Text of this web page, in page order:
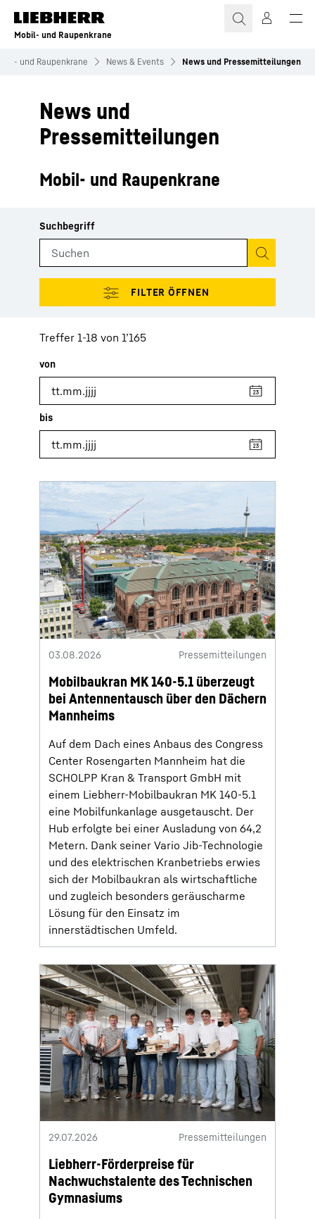
Zum Inhalt springen
Mobil- und Raupenkrane
und Raupenkrane News & Events News und Pressemitteilungen
News und
Pressemitteilungen
Mobil- und Raupenkrane
Suche
Treffer 1-18 von 1’165
03.08.2026 Pressemitteilungen
Mobilbaukran MK 140-5.1 überzeugt
bei Antennentausch über den Dächern
Mannheims
Auf dem Dach eines Anbaus des Congress
Center Rosengarten Mannheim hat die
SCHOLPP Kran & Transport GmbH mit
einem Liebherr-Mobilbaukran MK 140-5.1
eine Mobilfunkanlage ausgetauscht. Der
Hub erfolgte bei einer Ausladung von 64,2
Metern. Dank seiner Vario Jib-Technologie
und des elektrischen Kranbetriebs erwies
sich der Mobilbaukran als wirtschaftliche
und zugleich besonders geräuscharme
Lösung für den Einsatz im
innerstädtischen Umfeld.
29.07.2026 Pressemitteilungen
Liebherr-Förderpreise für
Nachwuchstalente des Technischen
Gymnasiums